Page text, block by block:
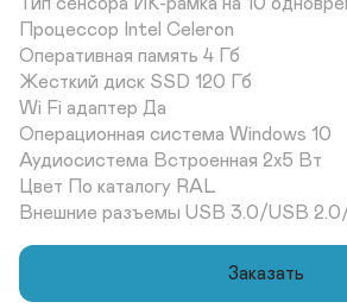
Процессор Intel Celeron
Оперативная память 4 Гб
Жесткий диск SSD 120 Гб
Wi Fi адаптер Да
Операционная система Windows 10
Аудиосистема Встроенная 2х5 Вт
Цвет По каталогу RAL
Внешние разъемы USB 3.0/USB
Заказать